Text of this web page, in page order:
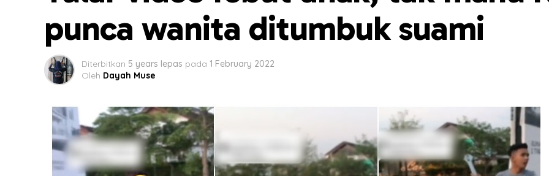
punca wanita ditumbuk suami
Diterbitkan 5 years lepas pada 1 February 2022
Oleh Dayah Muse